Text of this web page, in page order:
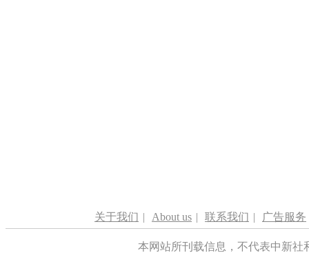
关于我们 | About us | 联系我们 | 广告服务
本网站所刊载信息，不代表中新